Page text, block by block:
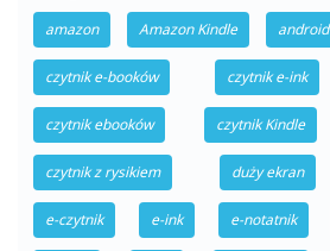
amazon Amazon Kindle android
czytnik e-booków czytnik e-ink
czytnik ebooków czytnik Kindle
czytnik z rysikiem duży ekran
e-czytnik e-ink e-notatnik